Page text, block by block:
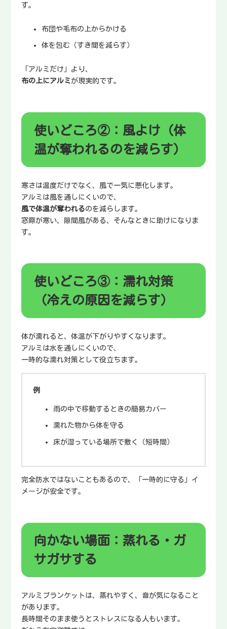
す。
布団や毛布の上からかける
体を包む（すき間を減らす）
「アルミだけ」より、
布の上にアルミ が現実的です。
使いどころ②：風よけ（体
温が奪われるのを減らす）
寒さは温度だけでなく、風で一気に悪化します。
アルミは風を通しにくいので、
風で体温が奪われるのを減らします。
窓際が寒い、隙間風がある、そんなときに助けになりま
す。
使いどころ③：濡れ対策
（冷えの原因を減らす）
体が濡れると、体温が下がりやすくなります。
アルミは水を通しにくいので、
一時的な濡れ対策として役立ちます。
例
雨の中で移動するときの簡易カバー
濡れた物から体を守る
床が湿っている場所で敷く（短時間）
完全防水ではないこともあるので、「一時的に守る」イ
メージが安全です。
向かない場面：蒸れる・ガ
サガサする
アルミブランケットは、蒸れやすく、音が気になること
があります。
長時間そのまま使うとストレスになる人もいます。